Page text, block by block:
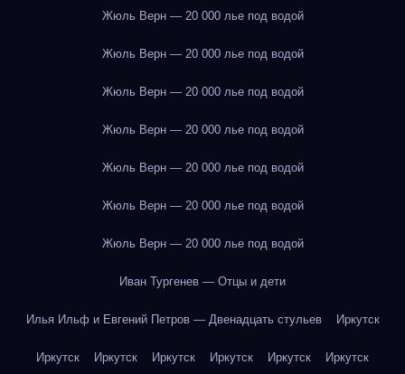
Жюль Верн — 20 000 лье под водой
Жюль Верн — 20 000 лье под водой
Жюль Верн — 20 000 лье под водой
Жюль Верн — 20 000 лье под водой
Жюль Верн — 20 000 лье под водой
Жюль Верн — 20 000 лье под водой
Жюль Верн — 20 000 лье под водой
Иван Тургенев — Отцы и дети
Илья Ильф и Евгений Петров — Двенадцать стульев Иркутск
Иркутск Иркутск Иркутск Иркутск Иркутск Иркутск